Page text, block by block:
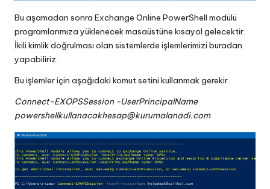
Bu aşamadan sonra Exchange Online PowerShell modülü
programlarımıza yüklenecek masaüstüne kısayol gelecektir.
İkili kimlik doğrulması olan sistemlerde işlemlerimizi buradan
yapabiliriz.
Bu işlemler için aşağıdaki komut setini kullanmak gerekir.
Connect-EXOPSSession -UserPrincipalName
powershellkullanacakhesap@kurumalanadi.com